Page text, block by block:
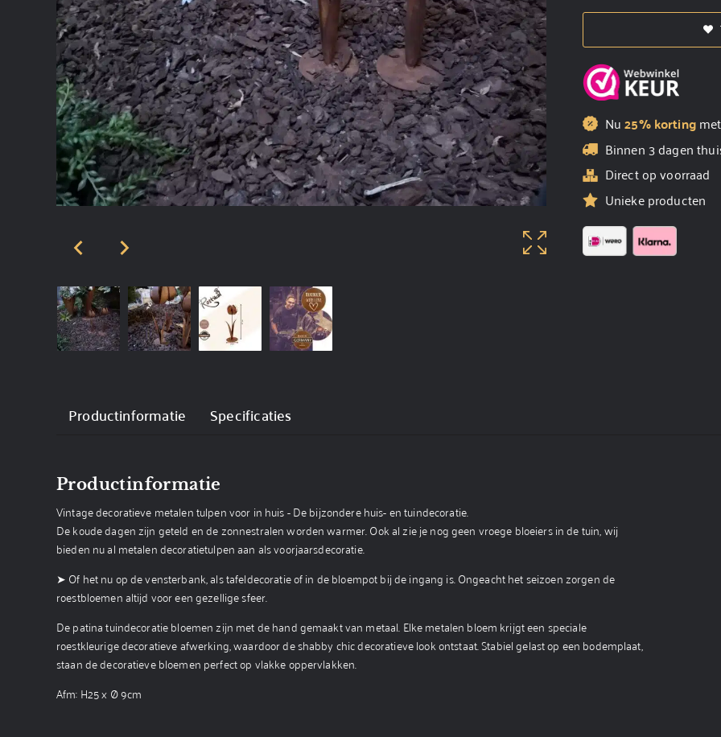
Nu25% korting
Binnen 3 dagen
Direct op voorraad
Unieke producten
Productinformatie Specificaties
Productinformatie
Vintage decoratieve metalen tulpen voor in huis - De bijzondere huis- en tuindecoratie.
De koude dagen zijn geteld en de zonnestralen worden warmer. Ook al zie je nog geen vroege bloeiers in de tuin, wij
bieden nu al metalen decoratietulpen aan als voorjaarsdecoratie.
➤ Of het nu op de vensterbank, als tafeldecoratie of in de bloempot bij de ingang is. Ongeacht het seizoen zorgen de
roestbloemen altijd voor een gezellige sfeer.
De patina tuindecoratie bloemen zijn met de hand gemaakt van metaal. Elke metalen bloem krijgt een speciale
roestkleurige decoratieve afwerking, waardoor de shabby chic decoratieve look ontstaat. Stabiel gelast op een bodemplaat,
staan ​​de decoratieve bloemen perfect op vlakke oppervlakken.
Afm: H25 x Ø 9cm